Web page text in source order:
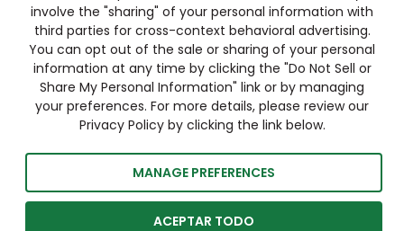
involve the "sharing" of your personal information with
third parties for cross-context behavioral advertising.
You can opt out of the sale or sharing of your personal
information at any time by clicking the "Do Not Sell or
Share My Personal Information" link or by managing
your preferences. For more details, please review our
Privacy Policy by clicking the link below.
MANAGE PREFERENCES
ACEPTAR TODO